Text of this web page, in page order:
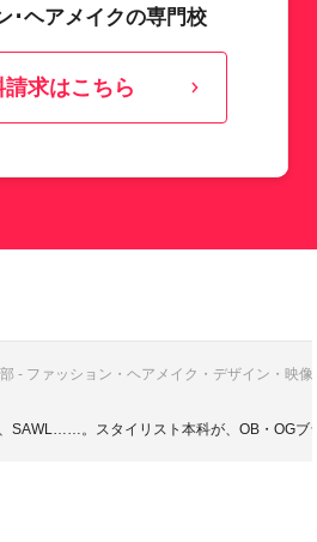
･ヘアメイクの専門校
請求はこちら
- ファッション・ヘアメイク・デザイン・映
SAWL……。スタイリスト本科が、OB・OGブ